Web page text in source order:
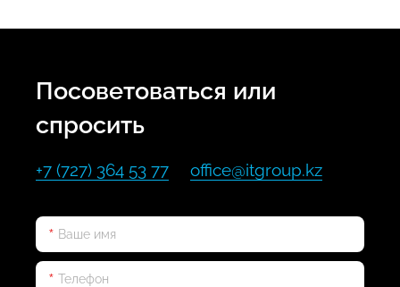
Посоветоваться или
спросить
+7 (727) 364 53 77 office@itgroup.kz